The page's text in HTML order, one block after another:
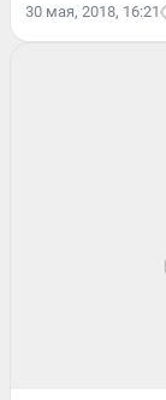
30 мая, 2018, 16:21